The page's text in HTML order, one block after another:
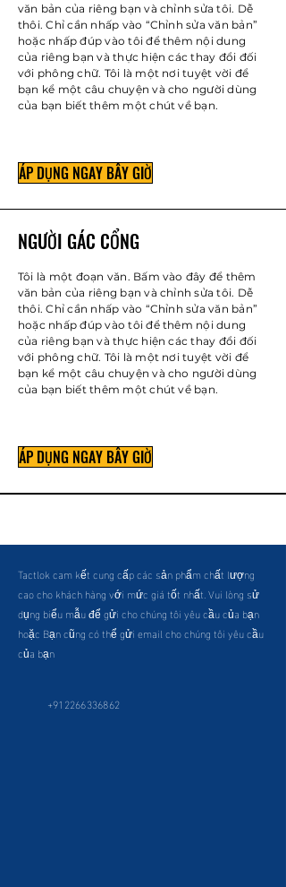
văn bản của riêng bạn và chỉnh sửa tôi. Dễ
thôi. Chỉ cần nhấp vào “Chỉnh sửa văn bản”
hoặc nhấp đúp vào tôi để thêm nội dung
của riêng bạn và thực hiện các thay đổi đối
với phông chữ. Tôi là một nơi tuyệt vời để
bạn kể một câu chuyện và cho người dùng
của bạn biết thêm một chút về bạn.
ÁP DỤNG NGAY BÂY GIỜ
NGƯỜI GÁC CỔNG
Tôi là một đoạn văn. Bấm vào đây để thêm
văn bản của riêng bạn và chỉnh sửa tôi. Dễ
thôi. Chỉ cần nhấp vào “Chỉnh sửa văn bản”
hoặc nhấp đúp vào tôi để thêm nội dung
của riêng bạn và thực hiện các thay đổi đối
với phông chữ. Tôi là một nơi tuyệt vời để
bạn kể một câu chuyện và cho người dùng
của bạn biết thêm một chút về bạn.
ÁP DỤNG NGAY BÂY GIỜ
Tactlok cam kết cung cấp các sản phẩm chất lượng
cao cho khách hàng với mức giá tốt nhất. Vui lòng sử
dụng biểu mẫu để gửi cho chúng tôi yêu cầu của bạn
hoặc Bạn cũng có thể gửi email cho chúng tôi yêu cầu
của bạn
+912266336862